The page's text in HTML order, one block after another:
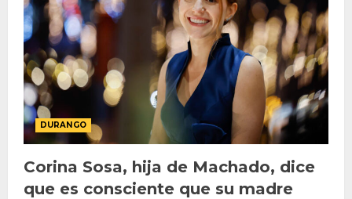
DURANGO
Corina Sosa, hija de Machado, dice
que es consciente que su madre